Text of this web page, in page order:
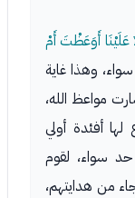
عَلَيْنَا أَوَعَظْتَ أَمْ
وهذا غاية
مواعظ الله،
أفئدة أولي
سواء، لقوم
من هدايتهم،